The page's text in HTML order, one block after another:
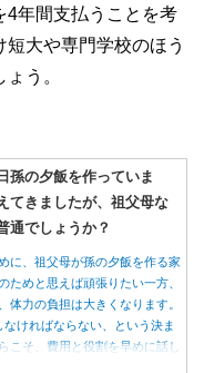
4年間支払うことを考
大や専門学校のほう
う。
孫の夕飯を作っていま
てきましたが、祖父母な
通でしょうか？
に、祖父母が孫の夕飯を作る家
ためと思えば頑張りたい一方、
体力の負担は大きくなります。
ければならない、という決ま
こそ、費用と役割を早めに話し